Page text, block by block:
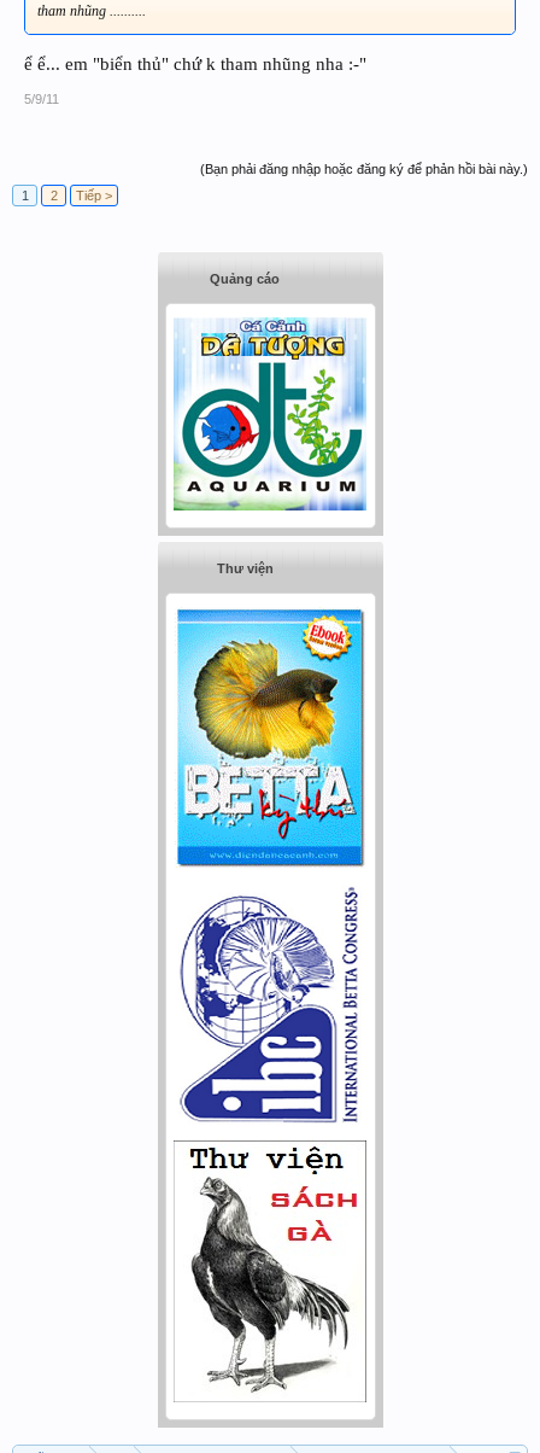
tham nhũng ..........
ể ể... em "biển thủ" chứ k tham nhũng nha :-"
5/9/11
(Bạn phải đăng nhập hoặc đăng ký để phản hồi bài này.)
1
2 Tiếp >
Quảng cáo
Thư viện